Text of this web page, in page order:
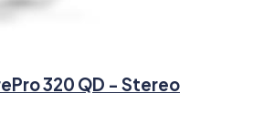
320 QD - Stereo